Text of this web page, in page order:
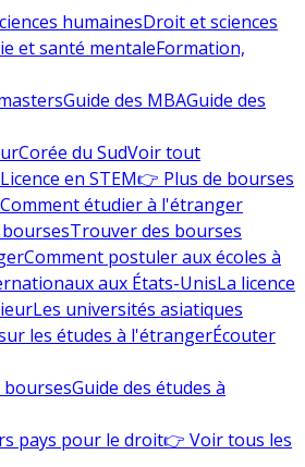
humainesDroit et sciences
et santé mentaleFormation,
Guide des MBAGuide des
Corée du SudVoir tout
en STEM👉 Plus de bourses
Comment étudier à l'étranger
Trouver des bourses
Comment postuler aux écoles à
aux États-UnisLa licence
Les universités asiatiques
les études à l'étrangerÉcouter
boursesGuide des études à
pays pour le droit👉 Voir tous les